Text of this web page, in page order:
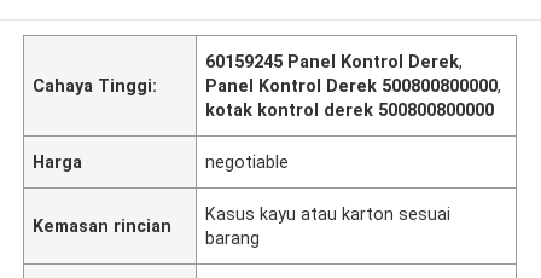
Cahaya Tinggi:
60159245 Panel Kontrol Derek,
Panel Kontrol Derek 500800800000,
kotak kontrol derek 500800800000
Harga negotiable
Kemasan rincian
Kasus kayu atau karton sesuai
barang